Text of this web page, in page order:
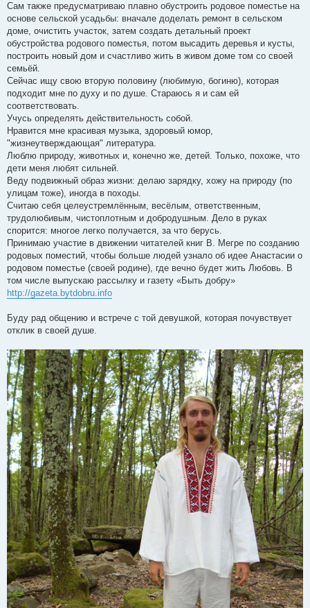
Сам также предусматриваю плавно обустроить родовое поместье на
основе сельской усадьбы: вначале доделать ремонт в сельском
доме, очистить участок, затем создать детальный проект
обустройства родового поместья, потом высадить деревья и кусты,
построить новый дом и счастливо жить в живом доме том со своей
семьёй.
Сейчас ищу свою вторую половину (любимую, богиню), которая
подходит мне по духу и по душе. Стараюсь я и сам ей
соответствовать.
Учусь определять действительность собой.
Нравится мне красивая музыка, здоровый юмор,
"жизнеутверждающая" литература.
Люблю природу, животных и, конечно же, детей. Только, похоже, что
дети меня любят сильней.
Веду подвижный образ жизни: делаю зарядку, хожу на природу (по
улицам тоже), иногда в походы.
Считаю себя целеустремлённым, весёлым, ответственным,
трудолюбивым, чистоплотным и добродушным. Дело в руках
спорится: многое легко получается, за что берусь.
Принимаю участие в движении читателей книг В. Мегре по созданию
родовых поместий, чтобы больше людей узнало об идее Анастасии о
родовом поместье (своей родине), где вечно будет жить Любовь. В
том числе выпускаю рассылку и газету «Быть добру»
http://gazeta.bytdobru.info
Буду рад общению и встрече с той девушкой, которая почувствует
отклик в своей душе.